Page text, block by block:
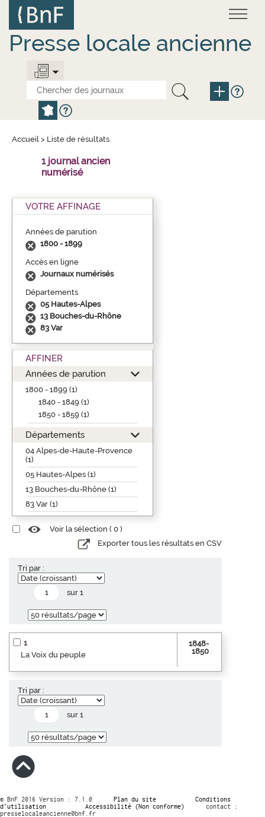
contenu
principal
Presse locale ancienne
Accueil > Liste de résultats
1 journal ancien
numérisé
VOTRE AFFINAGE
Années de parution
1800 - 1899
Accès en ligne
Journaux numérisés
Départements
05 Hautes-Alpes
13 Bouches-du-Rhône
83 Var
AFFINER
Années de parution
1800 - 1899 (1)
1840 - 1849 (1)
1850 - 1859 (1)
Départements
04 Alpes-de-Haute-Provence
(1)
05 Hautes-Alpes (1)
13 Bouches-du-Rhône (1)
83 Var (1)
Voir la sélection ( 0 )
Exporter tous les résultats en CSV
Tri par :
sur 1
1
La Voix du peuple
1848-
1850
Tri par :
sur 1
© BnF 2016 Version : 7.1.0 Plan du site
Conditions
d’utilisation
Accessibilité (Non conforme)
contact :
presselocaleancienne@bnf.fr
Panneau de gestion des cookies